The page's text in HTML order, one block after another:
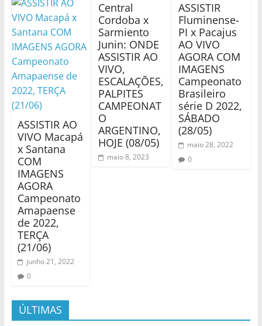
ASSISTIR AO
VIVO Macapá
x Santana
COM
IMAGENS
AGORA
Campeonato
Amapaense
de 2022,
TERÇA
(21/06)
junho 21, 2022
0
Central
Cordoba x
Sarmiento
Junin: ONDE
ASSISTIR AO
VIVO,
ESCALAÇÕES,
PALPITES
CAMPEONAT
O
ARGENTINO,
HOJE (08/05)
maio 8, 2023
ASSISTIR
Fluminense-
PI x Pacajus
AO VIVO
AGORA COM
IMAGENS
Campeonato
Brasileiro
série D 2022,
SÁBADO
(28/05)
maio 28, 2022
0
ÚLTIMAS